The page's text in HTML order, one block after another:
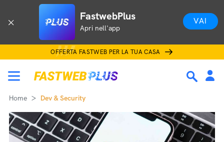
FastwebPlus
Apri nell'app
VAI
OFFERTA FASTWEB PER LA TUA CASA
Home Dev & Security